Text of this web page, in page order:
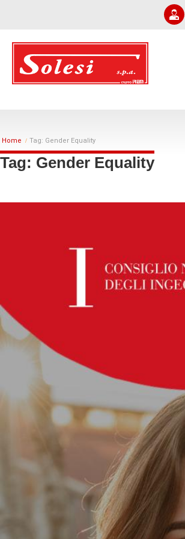
Società
Whistleblowing
News
+39 0931 751411
Home Tag: Gender Equality
Tag: Gender Equality